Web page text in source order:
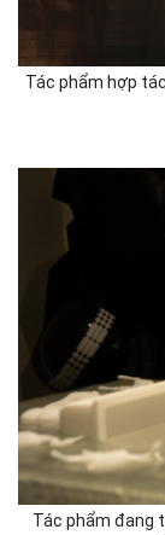
Tác phẩm hợp
Tác phẩm đang